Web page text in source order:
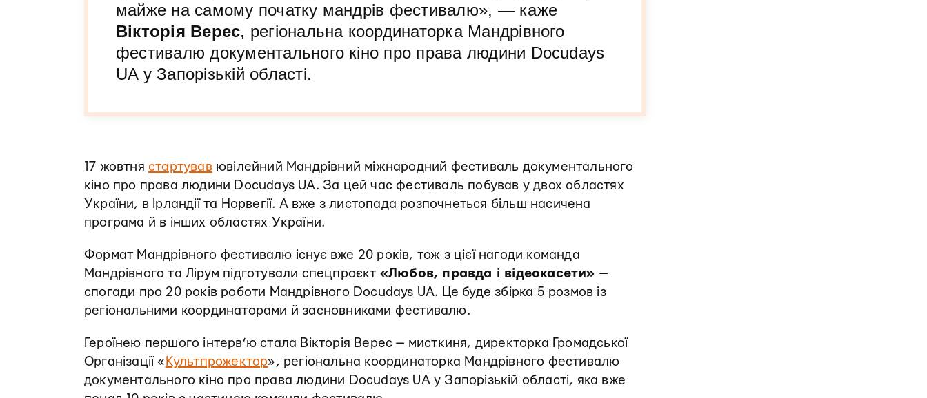
майже на самому початку мандрів фестивалю», — каже
Вікторія Верес, регіональна координаторка Мандрівного
фестивалю документального кіно про права людини Docudays
UA у Запорізькій області.
17 жовтня стартувавювілейний Мандрівний міжнародний фестиваль документального
кіно про права людини Docudays UA. За цей час фестиваль побував у двох областях
України, в Ірландії та Норвегії. А вже з листопада розпочнеться більш насичена
програма й в інших областях України.
Формат Мандрівного фестивалю існує вже 20 років, тож з цієї нагоди команда
Мандрівного та Лірум підготували спецпроєкт «Любов, правда і відеокасети» —
спогади про 20 років роботи Мандрівного Docudays UA. Це буде збірка 5 розмов із
регіональними координаторами й засновниками фестивалю.
Героїнею першого інтерв’ю стала Вікторія Верес — мисткиня, директорка Громадської
Організації « Культпрожектор», регіональна координаторка Мандрівного фестивалю
документального кіно про права людини Docudays UA у Запорізькій області, яка вже